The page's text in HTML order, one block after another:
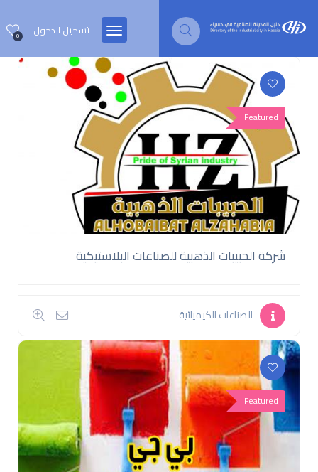
0 تسجيل الدخول
Featured
شركة الحبيبات الذهبية للصناعات البلاستيكية
الصناعات الكيميائية
Featured